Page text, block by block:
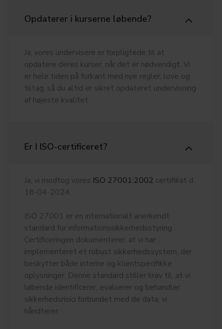
Opdaterer i kurserne løbende?
Ja, vores undervisere er forpligtede til at
opdatere deres kurser, når det er nødvendigt. Vi
er hele tiden på forkant med nye regler, love og
tiltag, så du altid er sikret opdateret undervisning
af højeste kvalitet.
Er I ISO-certificeret?
Ja, vi modtog vores ISO 27001:2002 certifikat d.
18-04-2024.
ISO 27001 er en internationalt anerkendt
standard for informationssikkerhedsstyring.
Certificeringen dokumenterer, at vi har
implementeret et robust sikkerhedssystem, der
beskytter både interne og klientspecifikke
oplysninger. Denne standard stiller krav til, at vi
løbende identificerer, evaluerer og behandler
sikkerhedsrisici forbundet med de data, vi
håndterer.